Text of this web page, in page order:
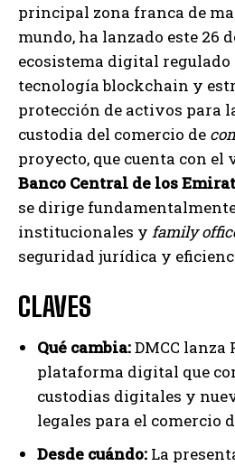
principal zona franca de
mundo, ha lanzado este 26
ecosistema digital regulado
tecnología blockchain y
protección de activos para
custodia del comercio de
proyecto, que cuenta con el
Banco Central de los
se dirige
institucionales y family
seguridad jurídica y
CLAVES
Qué cambia:DMCC lanza
plataforma digital que
custodias digitales y
legales para el comercio
Desde cuándo: La